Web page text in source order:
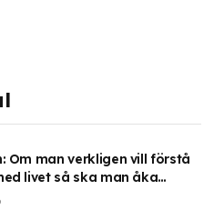
Om man verkligen vill förstå
livet så ska man åka